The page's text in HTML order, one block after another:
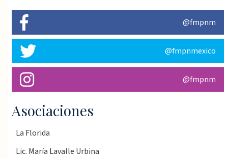
@fmpnm
@fmpnmexico
@fmpnm
Asociaciones
La Florida
Lic. María Lavalle Urbina